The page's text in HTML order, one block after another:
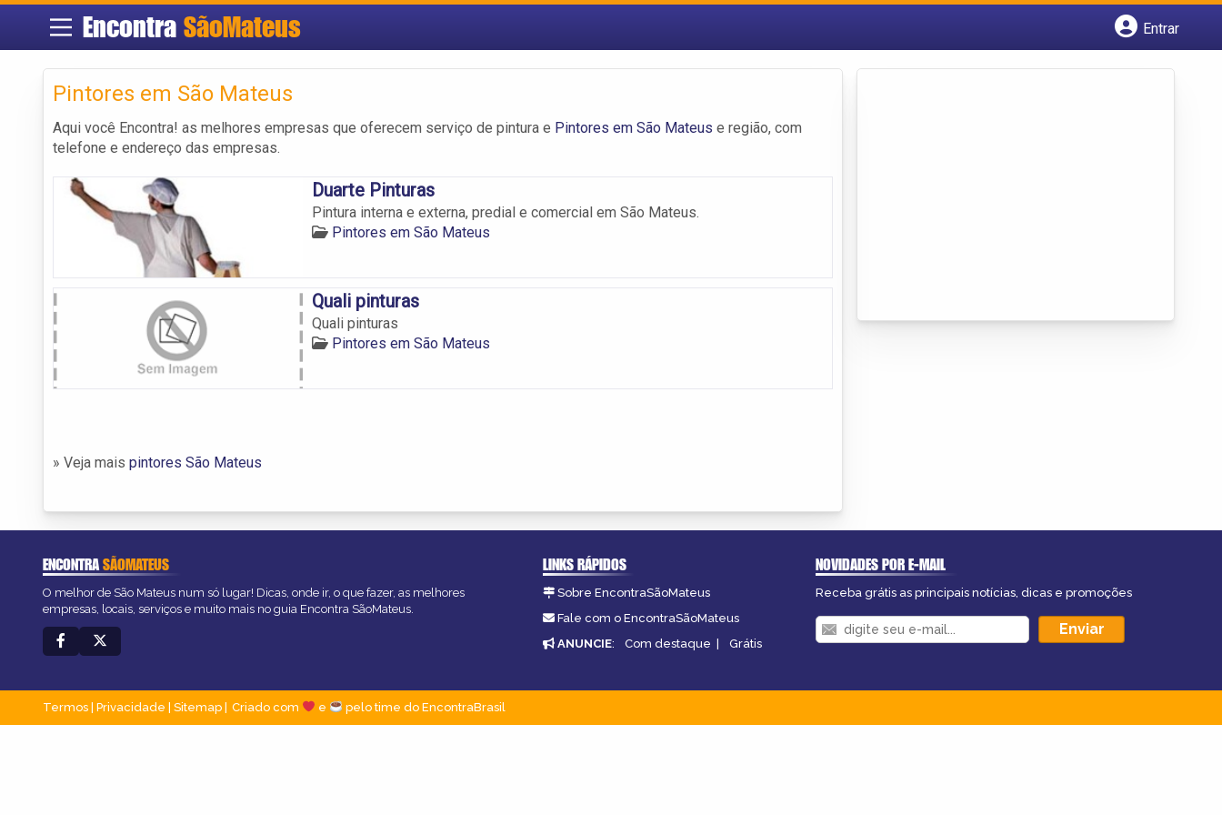
Encontra SãoMateus
Entrar
Pintores em São Mateus
Aqui você Encontra! as melhores empresas que oferecem serviço de pintura e Pintores em São Mateus e região, com
telefone e endereço das empresas.
Duarte Pinturas
Pintura interna e externa, predial e comercial em São Mateus.
Pintores em São Mateus
Quali pinturas
Quali pinturas
Pintores em São Mateus
» Veja mais pintores São Mateus
ENCONTRASÃOMATEUS
O melhor de São Mateus num só lugar! Dicas, onde ir, o que fazer, as melhores
empresas, locais, serviços e muito mais no guia Encontra SãoMateus.
LINKS RÁPIDOS
Sobre EncontraSãoMateus
Fale com o EncontraSãoMateus
ANUNCIE: Com destaque | Grátis
NOVIDADES POR E-MAIL
Receba grátis as principais notícias, dicas e promoções
Termos Privacidade Sitemap Criado com e pelo time do EncontraBrasil